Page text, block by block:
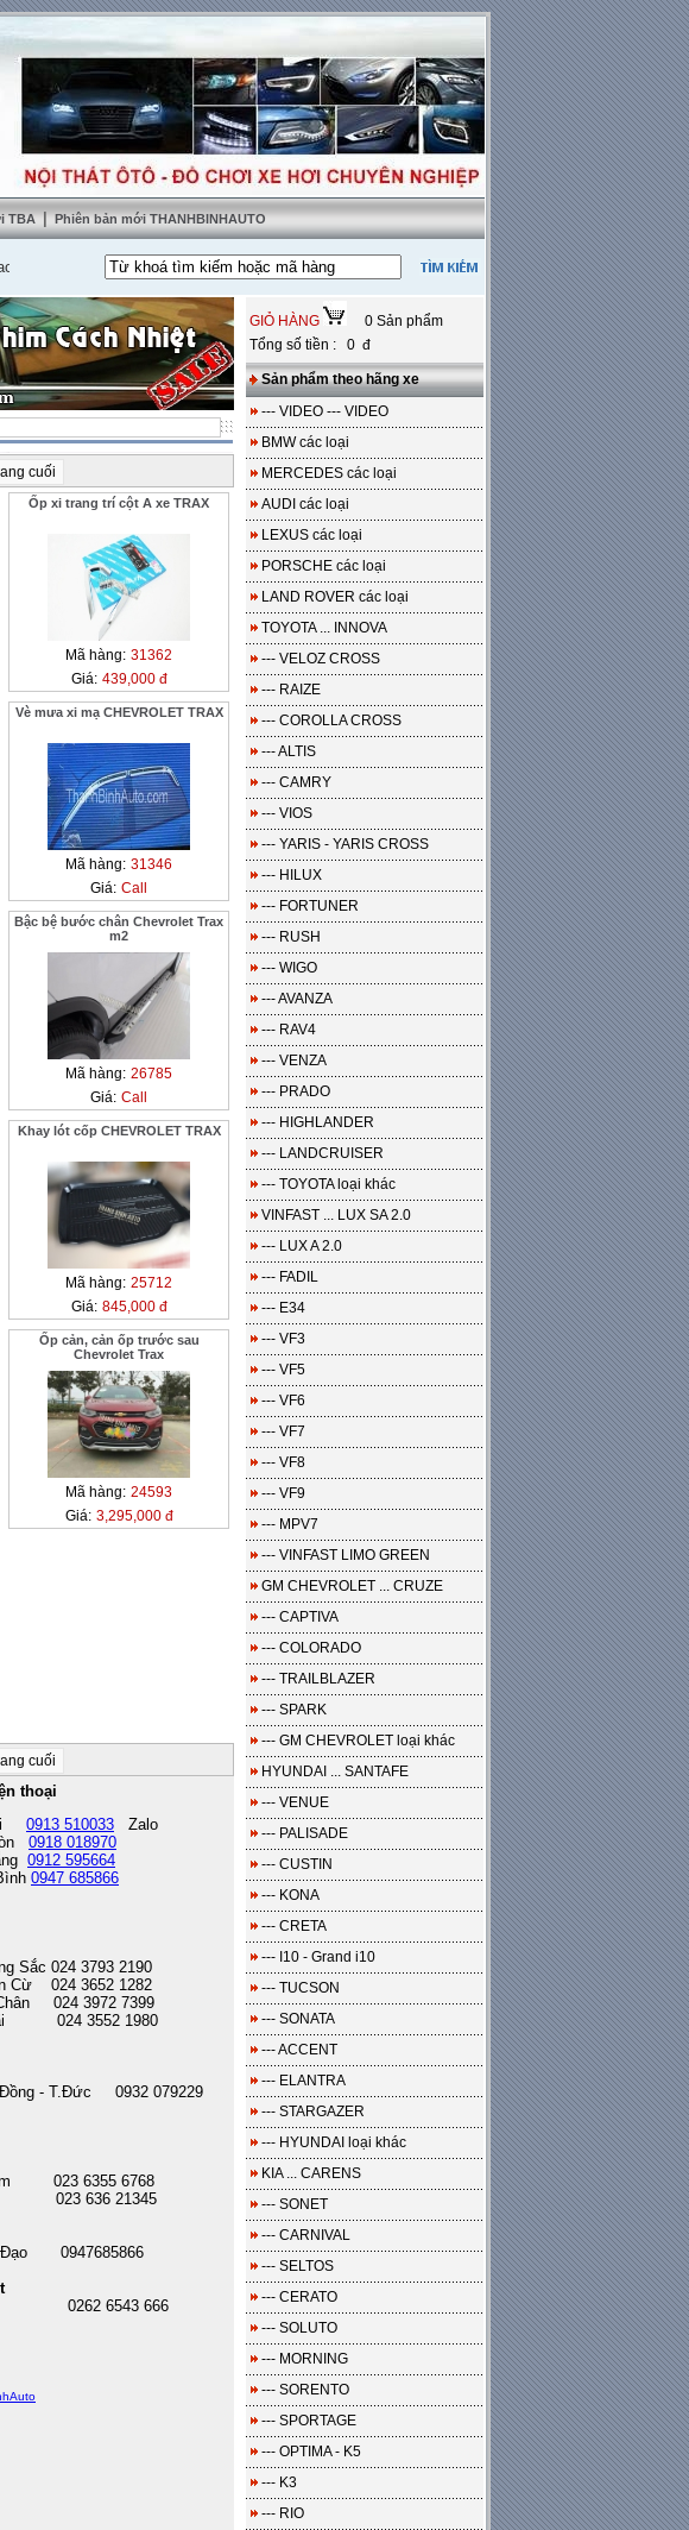
TBA | Phiên bản mới THANHBINHAUTO
Lắp nệm ghế da thật tặng sàn da--- Miễn phí 100% công lắp đặt
cuối
Ốp xi trang trí cột A xe TRAX
Mã hàng: 31362
Giá: 439,000 đ
Vè mưa xi mạ CHEVROLET TRAX
Mã hàng: 31346
Giá: Call
Bậc bệ bước chân Chevrolet Trax
m2
Mã hàng: 26785
Giá: Call
Khay lót cốp CHEVROLET TRAX
Mã hàng: 25712
Giá: 845,000 đ
Ốp cản, cản ốp trước sau
Chevrolet Trax
Mã hàng: 24593
Giá: 3,295,000 đ
cuối
thoại
0913 510033 Zalo
0918 018970
0912 595664
0947 685866
Sắc 024 3793 2190
Cừ 024 3652 1282
024 3972 7399
024 3552 1980
Đồng - T.Đức 0932 079229
tám 023 6355 6768
9 023 636 21345
Đạo 0947685866
Tổ 0262 6543 666
GIỎ HÀNG
0 Sản phẩm
Tổng số tiền : 0 đ
Sản phẩm theo hãng xe
--- VIDEO --- VIDEO
BMW các loại
MERCEDES các loại
AUDI các loại
LEXUS các loại
PORSCHE các loại
LAND ROVER các loại
TOYOTA ... INNOVA
--- VELOZ CROSS
--- RAIZE
--- COROLLA CROSS
--- ALTIS
--- CAMRY
--- VIOS
--- YARIS - YARIS CROSS
--- HILUX
--- FORTUNER
--- RUSH
--- WIGO
--- AVANZA
--- RAV4
--- VENZA
--- PRADO
--- HIGHLANDER
--- LANDCRUISER
--- TOYOTA loại khác
VINFAST ... LUX SA 2.0
--- LUX A 2.0
--- FADIL
--- E34
--- VF3
--- VF5
--- VF6
--- VF7
--- VF8
--- VF9
--- MPV7
--- VINFAST LIMO GREEN
GM CHEVROLET ... CRUZE
--- CAPTIVA
--- COLORADO
--- TRAILBLAZER
--- SPARK
--- GM CHEVROLET loại khác
HYUNDAI ... SANTAFE
--- VENUE
--- PALISADE
--- CUSTIN
--- KONA
--- CRETA
--- I10 - Grand i10
--- TUCSON
--- SONATA
--- ACCENT
--- ELANTRA
--- STARGAZER
--- HYUNDAI loại khác
KIA ... CARENS
--- SONET
--- CARNIVAL
--- SELTOS
--- CERATO
--- SOLUTO
--- MORNING
--- SORENTO
--- SPORTAGE
--- OPTIMA - K5
--- K3
--- RIO